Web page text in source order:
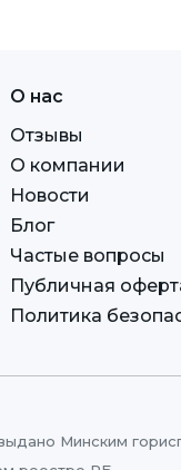
О нас
Отзывы
О компании
Новости
Блог
Частые вопросы
Публичная
Политика
Минским